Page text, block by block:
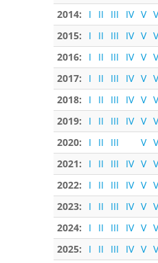
2014:
I II III IV V
2015:
I II III IV V
2016:
I II III IV V
2017:
I II III IV V
2018:
I II III IV V
2019:
I II III IV V
2020:
I II III V
2021:
I II III IV V
2022:
I II III IV V
2023:
I II III IV V
2024:
I II III IV V
2025:
I II III IV V